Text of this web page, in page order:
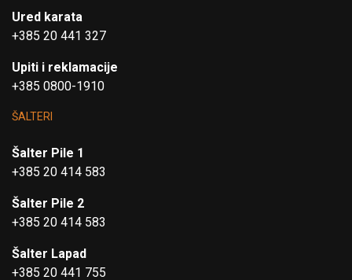
Ured karata
+385 20 441 327
Upiti i reklamacije
+385 0800-1910
ŠALTERI
Šalter Pile 1
+385 20 414 583
Šalter Pile 2
+385 20 414 583
Šalter Lapad
+385 20 441 755